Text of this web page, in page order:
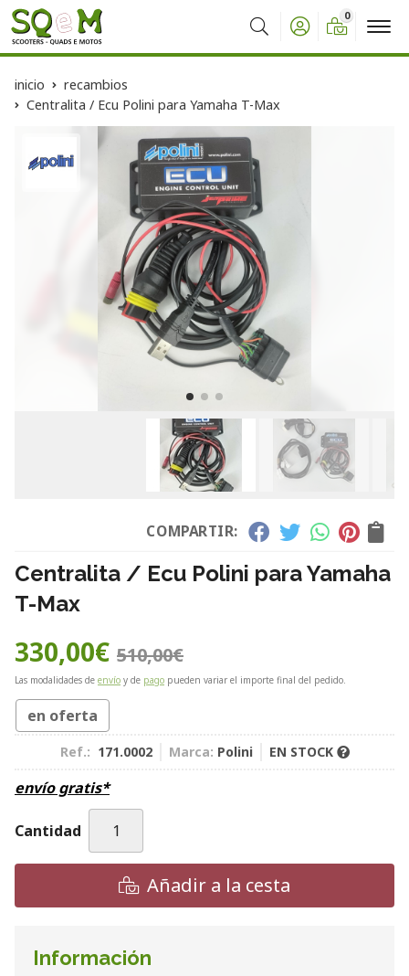
Buscar
0
inicio
recambios
Centralita / Ecu Polini para Yamaha T-Max
COMPARTIR:
Centralita / Ecu Polini para Yamaha
T-Max
330,00€ 510,00€
Las modalidades de envío y de pago pueden variar el importe final del pedido.
en oferta
Ref.: 171.0002 Marca: Polini EN STOCK
envío gratis*
Cantidad
Añadir a la cesta
Información